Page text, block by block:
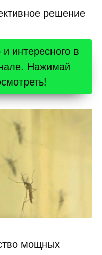
решение
интересного в
Нажимай
мощных